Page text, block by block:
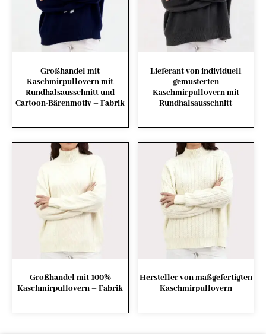
Großhandel mit
Kaschmirpullovern mit
Rundhalsausschnitt und
Cartoon-Bärenmotiv – Fabrik
Lieferant von individuell
gemusterten
Kaschmirpullovern mit
Rundhalsausschnitt
Großhandel mit 100%
Kaschmirpullovern – Fabrik
Hersteller von maßgefertigten
Kaschmirpullovern